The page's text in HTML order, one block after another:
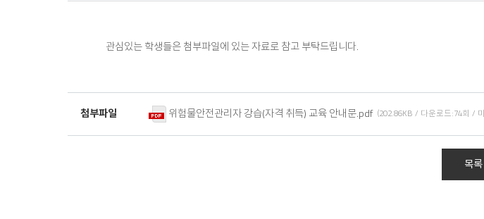
관심있는 학생들은 첨부파일에 있는 자료로 참고 부탁드립니다.
첨부파일 위험물안전관리자 강습(자격 취득) 교육 안내문.pdf (202.86KB / 다운로드:74회 /
목록